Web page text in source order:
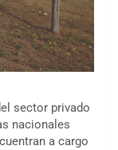
sector privado
nacionales
a cargo